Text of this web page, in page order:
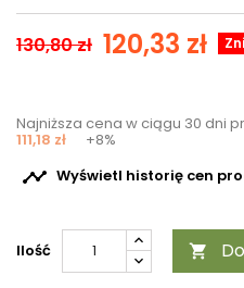
130,80 zł 120,33 zł
Najniższa cena w ciągu 30 dni
111,18 zł +8%
 Wyświetl historię cen
Ilość 